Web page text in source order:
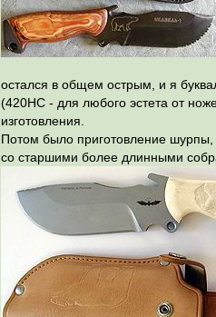
остался в общем острым, и я
(420НС - для любого эстета от
изготовления.
Потом было приготовление шурпы,
со старшими более длинными